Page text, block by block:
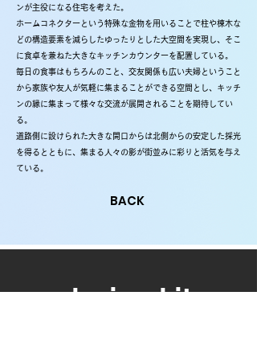
ンが主役になる住宅を考えた。
ホームコネクターという特殊な金物を用いることで柱や棟木な
どの構造要素を減らしたゆったりとした大空間を実現し、そこ
に食卓を兼ねた大きなキッチンカウンターを配置している。
毎日の食事はもちろんのこと、交友関係も広い夫婦ということ
から家族や友人が気軽に集まることができる空間とし、キッチ
ンの縁に集まって様々な交流が展開されることを期待してい
る。
道路側に設けられた大きな開口からは北側からの安定した採光
を得るとともに、集まる人々の影が街並みに彩りと活気を与え
ている。
BACK
design kit